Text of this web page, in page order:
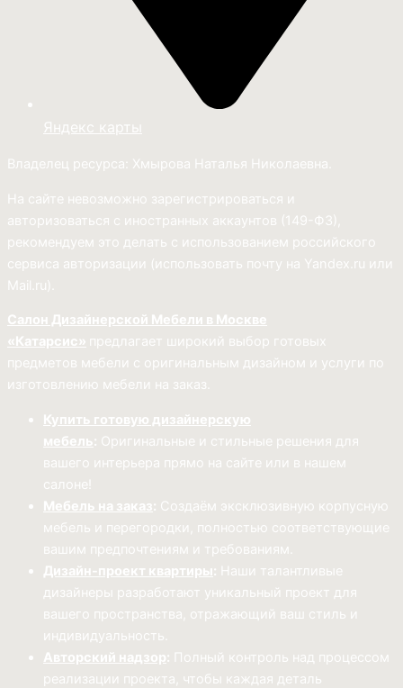
Яндекс карты
Владелец ресурса: Хмырова Наталья Николаевна.
На сайте невозможно зарегистрироваться и
авторизоваться с иностранных аккаунтов (149-ФЗ),
рекомендуем это делать с использованием российского
сервиса авторизации (использовать почту на Yandex.ru или
Mail.ru).
Салон Дизайнерской Мебели в Москве
«Катарсис» предлагает широкий выбор готовых
предметов мебели с оригинальным дизайном и услуги по
изготовлению мебели на заказ.
Купить готовую дизайнерскую
мебель: Оригинальные и стильные решения для
вашего интерьера прямо на сайте или в нашем
салоне!
Мебель на заказ: Создаём эксклюзивную корпусную
мебель и перегородки, полностью соответствующие
вашим предпочтениям и требованиям.
Дизайн-проект квартиры: Наши талантливые
дизайнеры разработают уникальный проект для
вашего пространства, отражающий ваш стиль и
индивидуальность.
Авторский надзор: Полный контроль над процессом
реализации проекта, чтобы каждая деталь